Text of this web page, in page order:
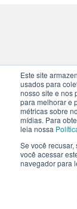
Este site
usados para
nosso site e nos
para melhorar e
métricas sobre
mídias. Para
leia nossa
Se você
você acessar
navegador para
©
ICE e
é